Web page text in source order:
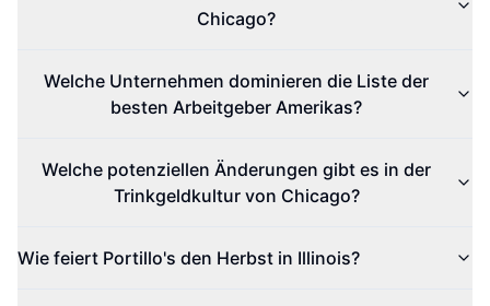
Chicago?
Welche Unternehmen dominieren die Liste der
besten Arbeitgeber Amerikas?
Welche potenziellen Änderungen gibt es in der
Trinkgeldkultur von Chicago?
Wie feiert Portillo's den Herbst in Illinois?